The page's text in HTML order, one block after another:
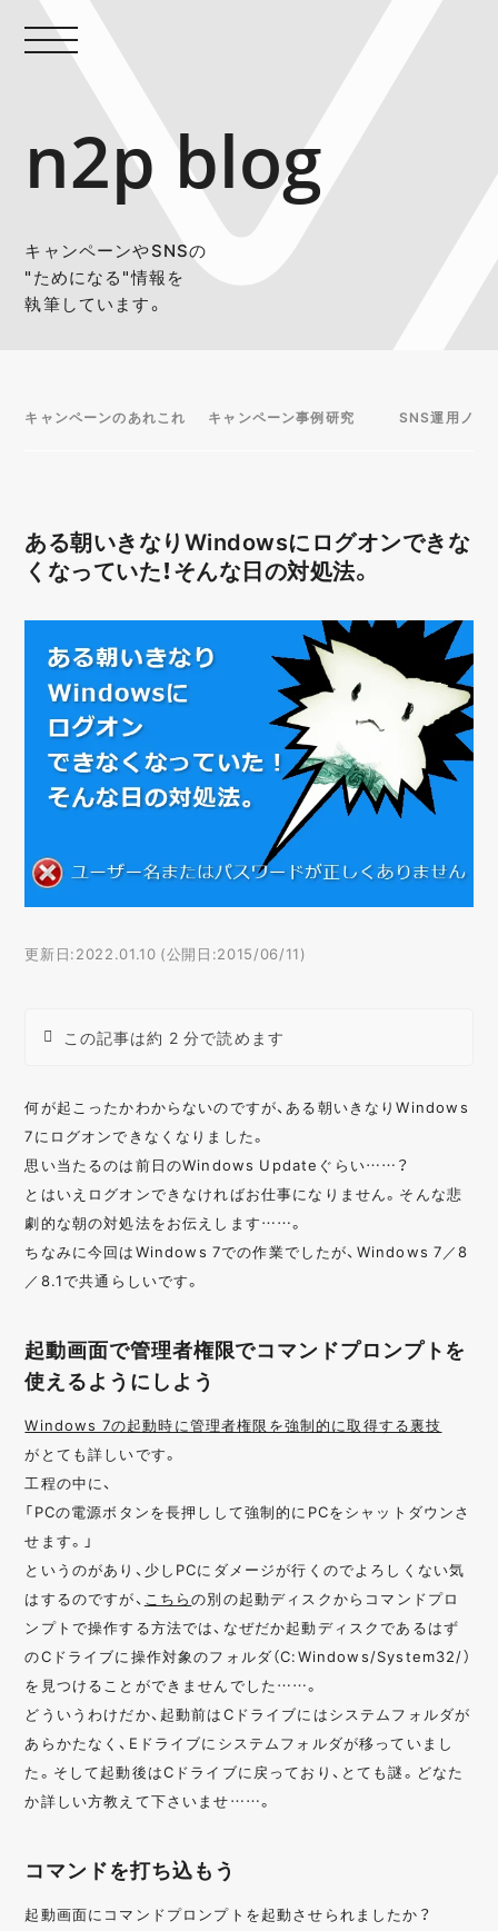
n2p blog
キャンペーンやSNSの
"ためになる"情報を
執筆しています。
キャンペーンのあれこれ キャンペーン事例研究 SNS運用ノウ
ある朝いきなりWindowsにログオンできな
くなっていた！そんな日の対処法。
更新日:2022.01.10 (公開日:2015/06/11)
この記事は約 2 分で読めます
何が起こったかわからないのですが、ある朝いきなりWindows
7にログオンできなくなりました。
思い当たるのは前日のWindows Updateぐらい……？
とはいえログオンできなければお仕事になりません。そんな悲
劇的な朝の対処法をお伝えします……。
ちなみに今回はWindows 7での作業でしたが、Windows 7／8
／8.1で共通らしいです。
起動画面で管理者権限でコマンドプロンプトを
使えるようにしよう
Windows 7の起動時に管理者権限を強制的に取得する裏技
がとても詳しいです。
工程の中に、
「PCの電源ボタンを長押しして強制的にPCをシャットダウンさ
せます。」
というのがあり、少しPCにダメージが行くのでよろしくない気
はするのですが、 こちらの別の起動ディスクからコマンドプロ
ンプトで操作する方法では、なぜだか起動ディスクであるはず
のCドライブに操作対象のフォルダ（C:Windows/System32/）
を見つけることができませんでした……。
どういうわけだか、起動前はCドライブにはシステムフォルダが
あらかたなく、Eドライブにシステムフォルダが移っていまし
た。そして起動後はCドライブに戻っており、とても謎。どなた
か詳しい方教えて下さいませ……。
コマンドを打ち込もう
起動画面にコマンドプロンプトを起動させられましたか？